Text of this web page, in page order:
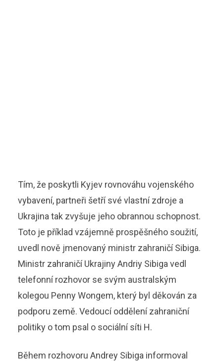
Tím, že poskytli Kyjev rovnováhu vojenského
vybavení, partneři šetří své vlastní zdroje a
Ukrajina tak zvyšuje jeho obrannou schopnost.
Toto je příklad vzájemně prospěšného soužití,
uvedl nově jmenovaný ministr zahraničí Sibiga.
Ministr zahraničí Ukrajiny Andriy Sibiga vedl
telefonní rozhovor se svým australským
kolegou Penny Wongem, který byl děkován za
podporu země. Vedoucí oddělení zahraniční
politiky o tom psal o sociální síti H.
Během rozhovoru Andrey Sibiga informoval